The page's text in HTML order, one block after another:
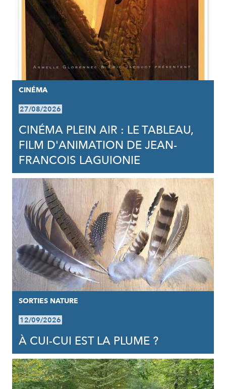
CINÉMA
27/08/2026
CINÉMA PLEIN AIR : LE TABLEAU,
FILM D'ANIMATION DE JEAN-
FRANCOIS LAGUIONIE
SORTIES NATURE
12/09/2026
À CUI-CUI EST LA PLUME ?